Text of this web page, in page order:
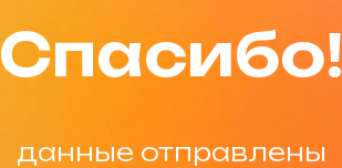
Спасибо!
данные отправлены